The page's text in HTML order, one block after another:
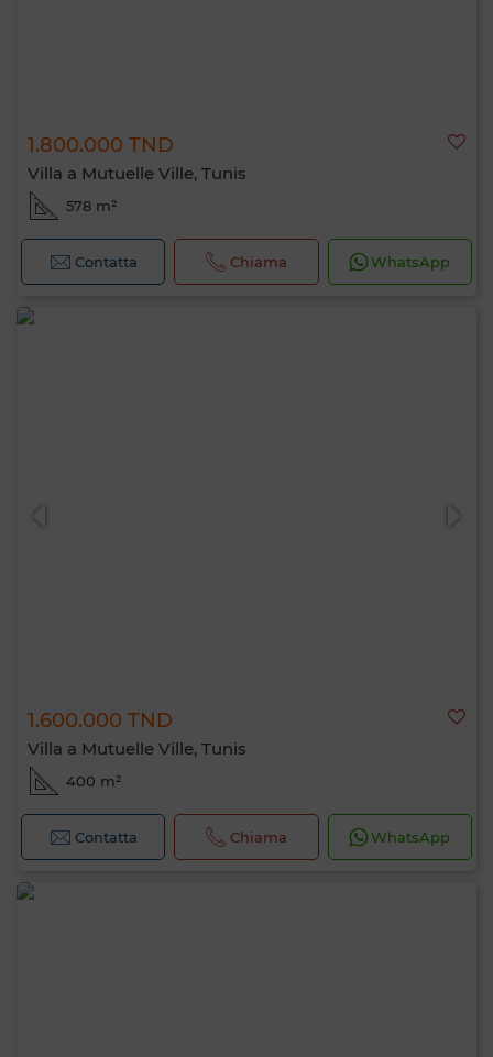
1.800.000 TND
Villa a Mutuelle Ville, Tunis
578 m²
Contatta Chiama WhatsApp
1.600.000 TND
Villa a Mutuelle Ville, Tunis
400 m²
Contatta Chiama WhatsApp